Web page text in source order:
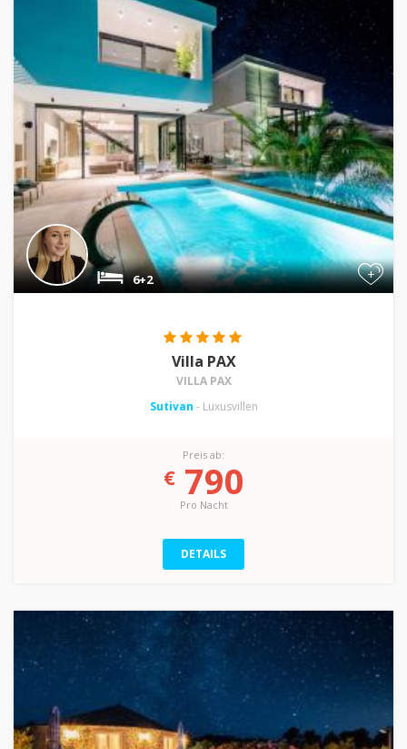
+
6+2
Villa PAX
VILLA PAX
Sutivan - Luxusvillen
Preis ab:
€790
Pro Nacht
DETAILS